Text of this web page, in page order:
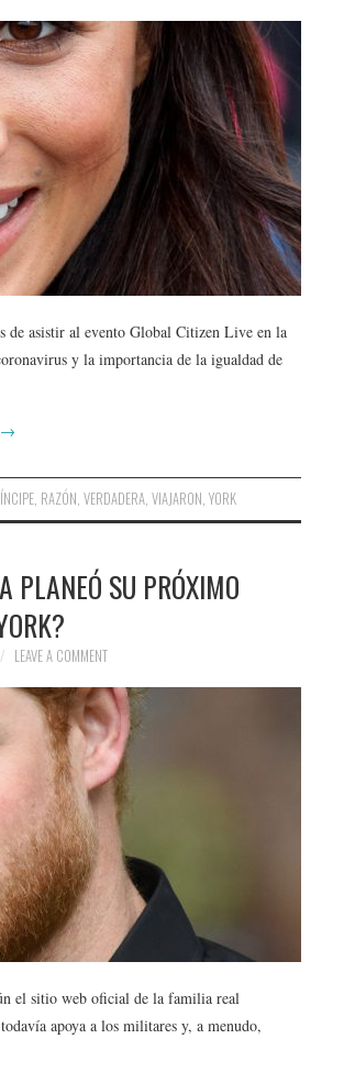
de asistir al evento Global Citizen Live en la
y la importancia de la igualdad de
→
RAZÓN ,VERDADERA ,VIAJARON ,YORK
PLANEÓ SU PRÓXIMO
LEAVE A COMMENT
el sitio web oficial de la familia real
apoya a los militares y, a menudo,